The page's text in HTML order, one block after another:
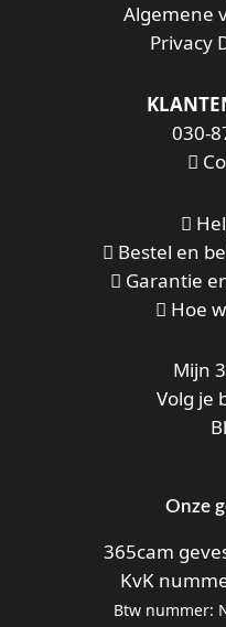
Algemene
Privacy
030-
Bestel en
Garantie
Hoe
Mijn
Volg je
Onze
365cam
KvK
Btw nummer: